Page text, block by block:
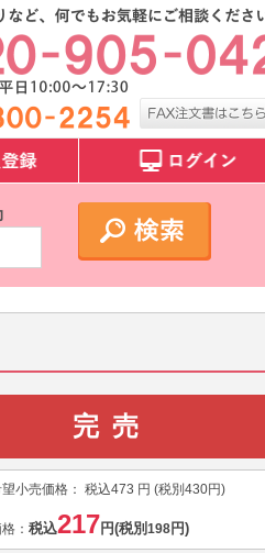
完売
小売価格： 税込473 円 (税別 430円)
： 税込217円(税別 198円)